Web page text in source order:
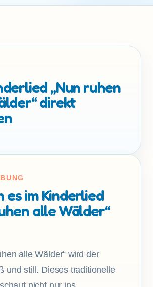
„Nun ruhen
direkt
es im Kinderlied
alle Wälder“
alle Wälder“ wird der
und still. Dieses traditionelle
nicht nur ins